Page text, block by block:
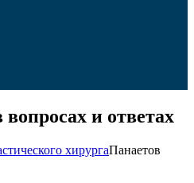
и ответах
хирургаПанаетов